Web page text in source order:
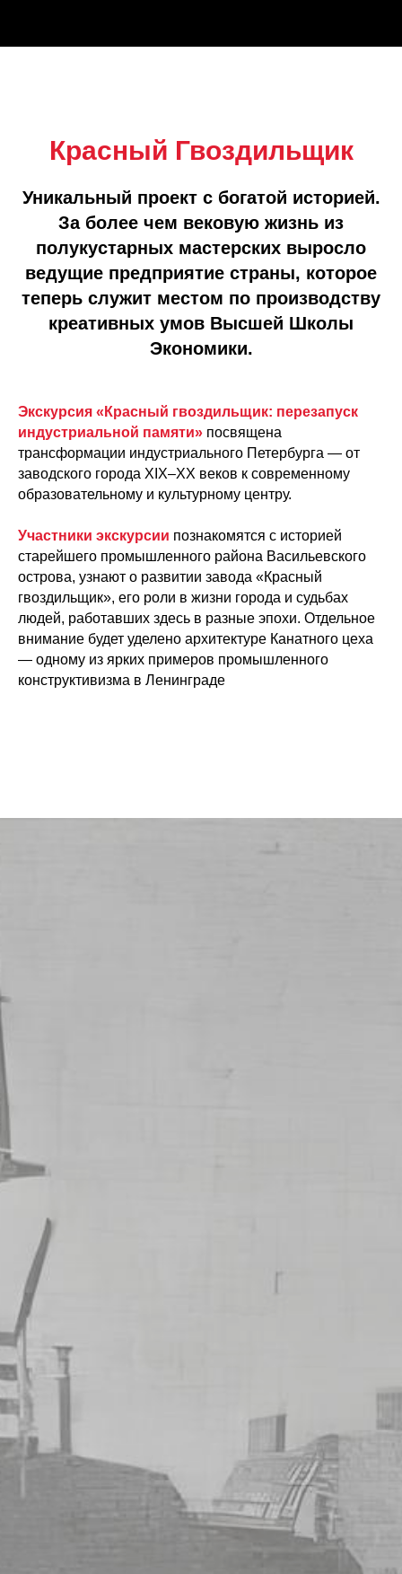
Красный Гвоздильщик
Уникальный проект с богатой историей.
За более чем вековую жизнь из
полукустарных мастерских выросло
ведущие предприятие страны, которое
теперь служит местом по производству
креативных умов Высшей Школы
Экономики.
Экскурсия «Красный гвоздильщик: перезапуск
индустриальной памяти» посвящена
трансформации индустриального Петербурга — от
заводского города XIX–XX веков к современному
образовательному и культурному центру.
Участники экскурсии познакомятся с историей
старейшего промышленного района Васильевского
острова, узнают о развитии завода «Красный
гвоздильщик», его роли в жизни города и судьбах
людей, работавших здесь в разные эпохи. Отдельное
внимание будет уделено архитектуре Канатного цеха
— одному из ярких примеров промышленного
конструктивизма в Ленинграде